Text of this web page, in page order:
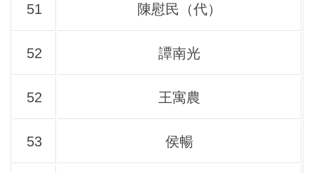
51 陳慰民（代）
52 譚南光
52 王寓農
53 侯暢